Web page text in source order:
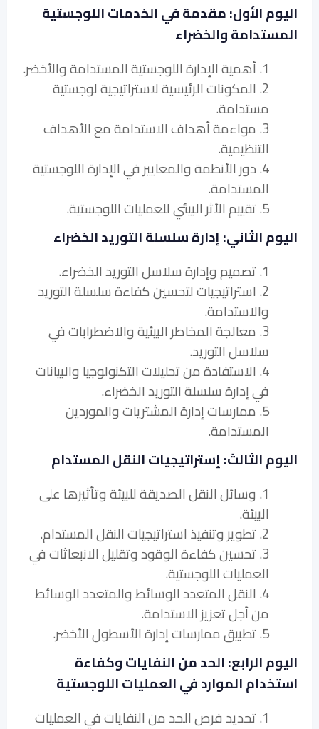
اليوم الأول: مقدمة في الخدمات اللوجستية
المستدامة والخضراء
1. أهمية الإدارة اللوجستية المستدامة والأخضر.
2. المكونات الرئيسية لاستراتيجية لوجستية
مستدامة.
3. مواءمة أهداف الاستدامة مع الأهداف
التنظيمية.
4. دور الأنظمة والمعايير في الإدارة اللوجستية
المستدامة.
5. تقييم الأثر البيئي للعمليات اللوجستية.
اليوم الثاني: إدارة سلسلة التوريد الخضراء
1. تصميم وإدارة سلاسل التوريد الخضراء.
2. استراتيجيات لتحسين كفاءة سلسلة التوريد
والاستدامة.
3. معالجة المخاطر البيئية والاضطرابات في
سلاسل التوريد.
4. الاستفادة من تحليلات التكنولوجيا والبيانات
في إدارة سلسلة التوريد الخضراء.
5. ممارسات إدارة المشتريات والموردين
المستدامة.
اليوم الثالث: إستراتيجيات النقل المستدام
1. وسائل النقل الصديقة للبيئة وتأثيرها على
البيئة.
2. تطوير وتنفيذ استراتيجيات النقل المستدام.
3. تحسين كفاءة الوقود وتقليل الانبعاثات في
العمليات اللوجستية.
4. النقل المتعدد الوسائط والمتعدد الوسائط
من أجل تعزيز الاستدامة.
5. تطبيق ممارسات إدارة الأسطول الأخضر.
اليوم الرابع: الحد من النفايات وكفاءة
استخدام الموارد في العمليات اللوجستية
1. تحديد فرص الحد من النفايات في العمليات